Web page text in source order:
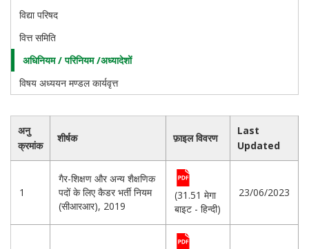
विद्या परिषद
वित्त समिति
अधिनियम / परिनियम /अध्यादेशों
विषय अध्ययन मण्डल कार्यवृत्त
अनु
क्रमांक
शीर्षक फ़ाइल विवरण
Last
Updated
1
गैर-शिक्षण और अन्य शैक्षणिक
पदों के लिए कैडर भर्ती नियम
(सीआरआर), 2019
(31.51 मेगा
बाइट - हिन्दी)
23/06/2023